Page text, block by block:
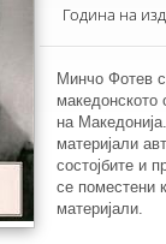
Година на
Минчо Фотев
македонското
на
материјали
состојбите и
се поместени
материјали.